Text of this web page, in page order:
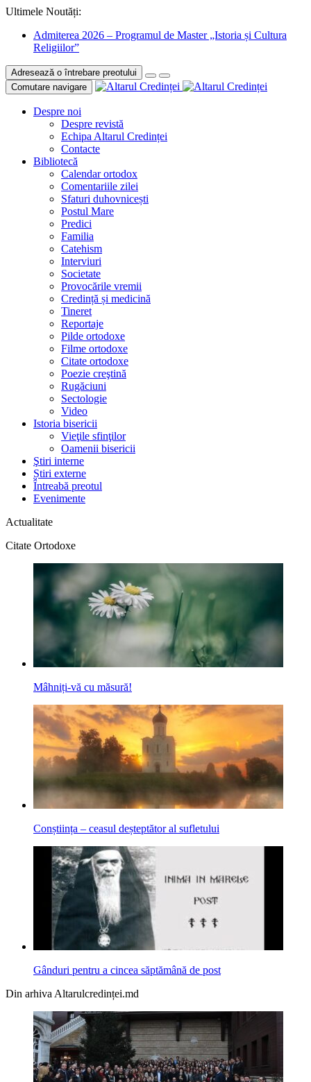
Ultimele Noutăți:
Admiterea 2026 – Programul de Master „Istoria și Cultura
Religiilor”
Adresează o întrebare preotului
Comutare navigare
Despre noi
Despre revistă
Echipa Altarul Credinței
Contacte
Bibliotecă
Calendar ortodox
Comentariile zilei
Sfaturi duhovnicești
Postul Mare
Predici
Familia
Catehism
Interviuri
Societate
Provocările vremii
Credință și medicină
Tineret
Reportaje
Pilde ortodoxe
Filme ortodoxe
Citate ortodoxe
Poezie creştină
Rugăciuni
Sectologie
Video
Istoria bisericii
Vieţile sfinţilor
Oamenii bisericii
Ştiri interne
Știri externe
Întreabă preotul
Evenimente
Actualitate
Citate Ortodoxe
Mâhniți-vă cu măsură!
Conștiința – ceasul deșteptător al sufletului
Gânduri pentru a cincea săptămână de post
Din arhiva Altarulcredinței.md